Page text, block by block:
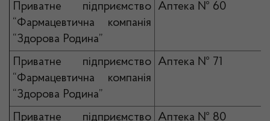
Приватне підприємство
“Фармацевтична компанія
“Здорова Родина”
Аптека № 60
Приватне підприємство
“Фармацевтична компанія
“Здорова Родина”
Аптека № 71
Приватне підприємство Аптека № 80